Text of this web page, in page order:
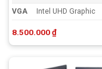
VGA
Intel UHD Graphic
8.500.000₫